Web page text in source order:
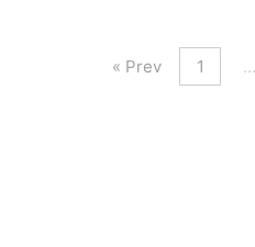
« Prev 1 …